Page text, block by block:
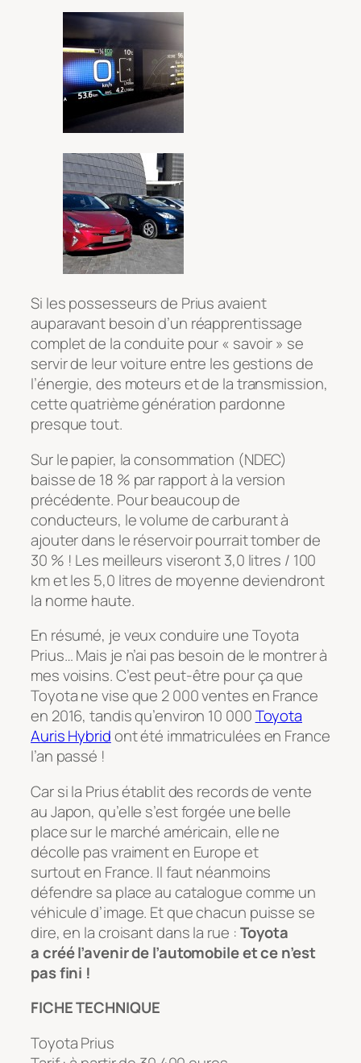
Si les possesseurs de Prius avaient
auparavant besoin d’un réapprentissage
complet de la conduite pour « savoir » se
servir de leur voiture entre les gestions de
l’énergie, des moteurs et de la transmission,
cette quatrième génération pardonne
presque tout.
Sur le papier, la consommation (NDEC)
baisse de 18 % par rapport à la version
précédente. Pour beaucoup de
conducteurs, le volume de carburant à
ajouter dans le réservoir pourrait tomber de
30 % ! Les meilleurs viseront 3,0 litres / 100
km et les 5,0 litres de moyenne deviendront
la norme haute.
En résumé, je veux conduire une Toyota
Prius… Mais je n’ai pas besoin de le montrer à
mes voisins. C’est peut-être pour ça que
Toyota ne vise que 2 000 ventes en France
en 2016, tandis qu’environ 10 000Toyota
Auris Hybridont été immatriculées en France
l’an passé !
Car si la Prius établit des records de vente
au Japon, qu’elle s’est forgée une belle
place sur le marché américain, elle ne
décolle pas vraiment en Europe et
surtout en France. Il faut néanmoins
défendre sa place au catalogue comme un
véhicule d’image. Et que chacun puisse se
dire, en la croisant dans la rue :Toyota
a créé l’avenir de l’automobile et ce n’est
pas fini !
FICHE TECHNIQUE
Toyota Prius